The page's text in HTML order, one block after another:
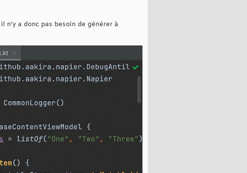
n'y a donc pas besoin de générer à